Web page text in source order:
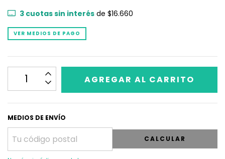
3cuotas sin interésde $16.660
VER MEDIOS DE PAGO
MEDIOS DE ENVÍO
CALCULAR